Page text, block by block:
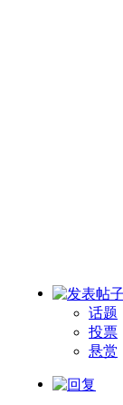
话题
投票
悬赏